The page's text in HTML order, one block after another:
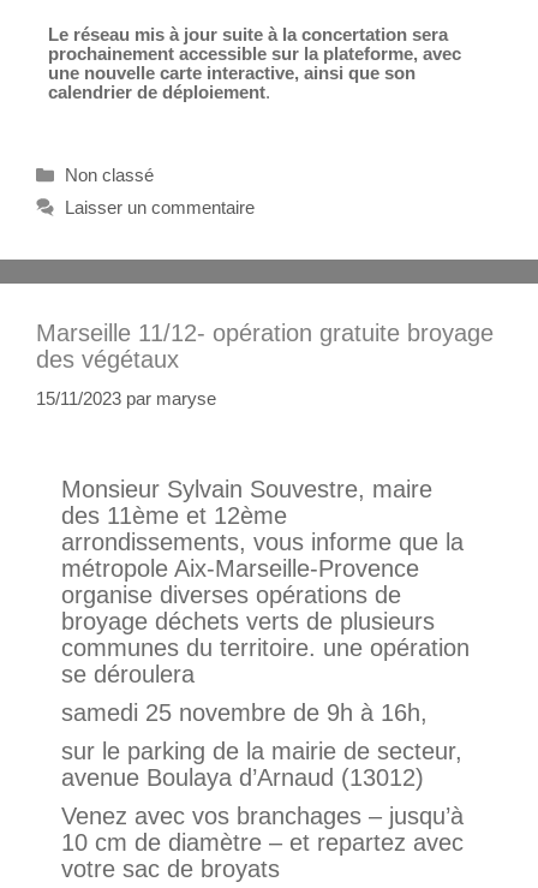
Le réseau mis à jour suite à la concertation sera
prochainement accessible sur la plateforme, avec
une nouvelle carte interactive, ainsi que son
calendrier de déploiement.
Non classé
Laisser un commentaire
Marseille 11/12- opération gratuite broyage
des végétaux
15/11/2023 par maryse
Monsieur Sylvain Souvestre, maire
des 11ème et 12ème
arrondissements, vous informe que la
métropole Aix-Marseille-Provence
organise diverses opérations de
broyage déchets verts de plusieurs
communes du territoire. une opération
se déroulera
samedi 25 novembre de 9h à 16h,
sur le parking de la mairie de secteur,
avenue Boulaya d’Arnaud (13012)
Venez avec vos branchages – jusqu’à
10 cm de diamètre – et repartez avec
votre sac de broyats